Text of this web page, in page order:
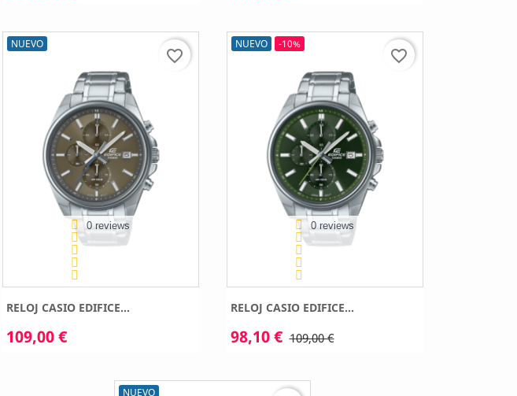
NUEVO
0 reviews
RELOJ CASIO EDIFICE...
109,00 €
favorite_border
NUEVO -10%
0 reviews
RELOJ CASIO EDIFICE...
98,10 € 109,00 €
favorite_border
NUEVO